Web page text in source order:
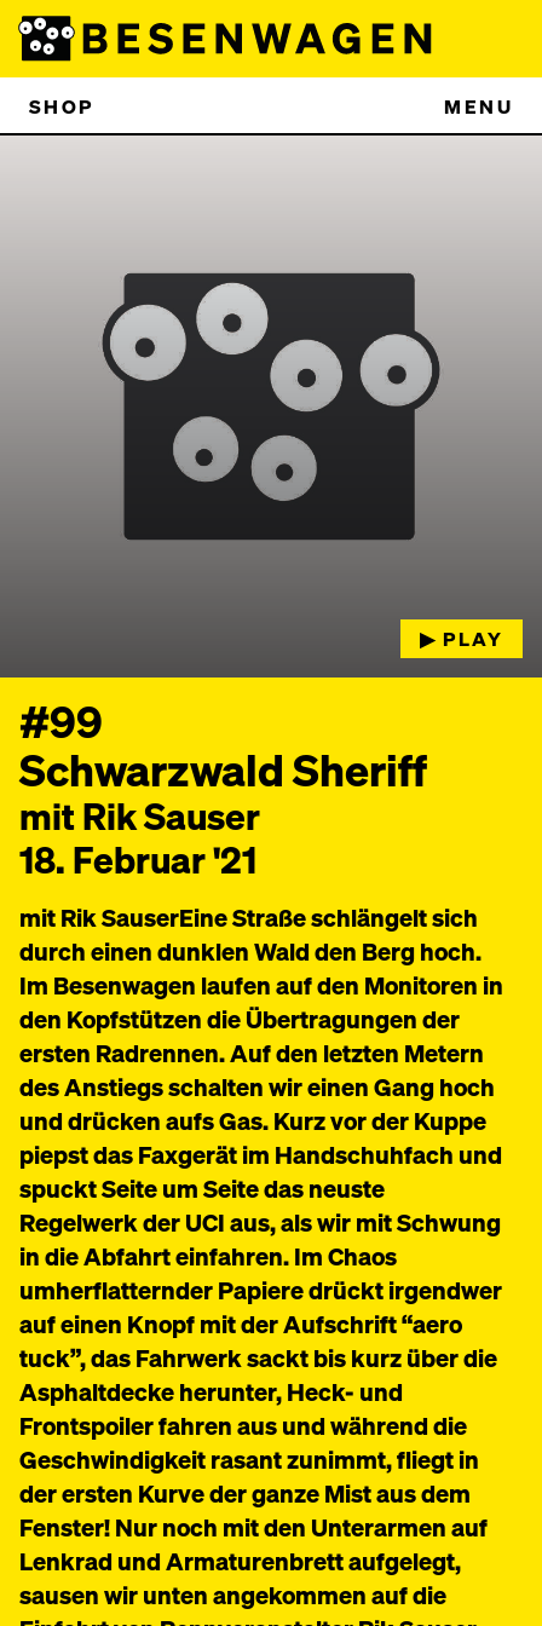
SHOP MENU
▶︎ PLAY
#99
Schwarzwald Sheriff
mit Rik Sauser
18. Februar '21
mit Rik SauserEine Straße schlängelt sich
durch einen dunklen Wald den Berg hoch.
Im Besenwagen laufen auf den Monitoren in
den Kopfstützen die Übertragungen der
ersten Radrennen. Auf den letzten Metern
des Anstiegs schalten wir einen Gang hoch
und drücken aufs Gas. Kurz vor der Kuppe
piepst das Faxgerät im Handschuhfach und
spuckt Seite um Seite das neuste
Regelwerk der UCI aus, als wir mit Schwung
in die Abfahrt einfahren. Im Chaos
umherflatternder Papiere drückt irgendwer
auf einen Knopf mit der Aufschrift “aero
tuck”, das Fahrwerk sackt bis kurz über die
Asphaltdecke herunter, Heck- und
Frontspoiler fahren aus und während die
Geschwindigkeit rasant zunimmt, fliegt in
der ersten Kurve der ganze Mist aus dem
Fenster! Nur noch mit den Unterarmen auf
Lenkrad und Armaturenbrett aufgelegt,
sausen wir unten angekommen auf die